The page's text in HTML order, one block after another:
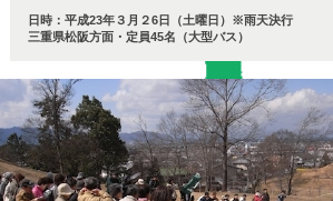
日時：平成23年３月２6日（土曜日）※雨天決行
三重県松阪方面・定員45名（大型バス）